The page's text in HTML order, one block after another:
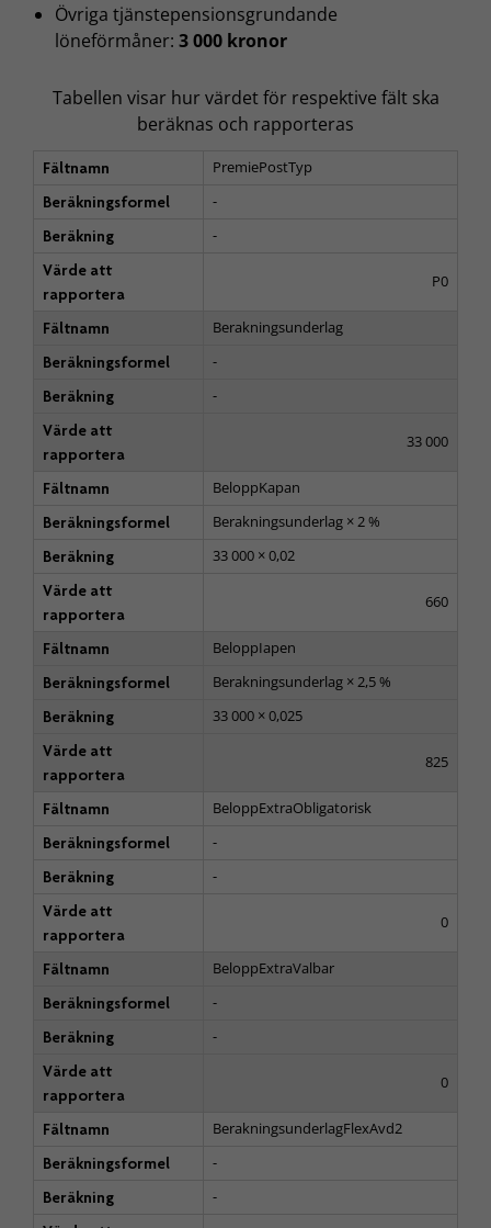
Övriga tjänstepensionsgrundande
löneförmåner: 3 000 kronor
Tabellen visar hur värdet för respektive fält ska
beräknas och rapporteras
Fältnamn
PremiePostTyp
Beräkningsformel
-
Beräkning
-
Värde att
rapportera
P0
Fältnamn
Berakningsunderlag
Beräkningsformel
-
Beräkning
-
Värde att
rapportera
33 000
Fältnamn
BeloppKapan
Beräkningsformel
Berakningsunderlag × 2 %
Beräkning
33 000 × 0,02
Värde att
rapportera
660
Fältnamn
BeloppIapen
Beräkningsformel
Berakningsunderlag × 2,5 %
Beräkning
33 000 × 0,025
Värde att
rapportera
825
Fältnamn
BeloppExtraObligatorisk
Beräkningsformel
-
Beräkning
-
Värde att
rapportera
0
Fältnamn
BeloppExtraValbar
Beräkningsformel
-
Beräkning
-
Värde att
rapportera
0
Fältnamn
BerakningsunderlagFlexAvd2
Beräkningsformel
-
Beräkning
-